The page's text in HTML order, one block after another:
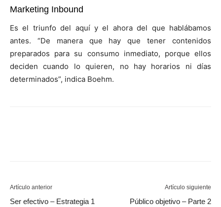
Marketing Inbound
Es el triunfo del aquí y el ahora del que hablábamos
antes. “De manera que hay que tener contenidos
preparados para su consumo inmediato, porque ellos
deciden cuando lo quieren, no hay horarios ni días
determinados”, indica Boehm.
Artículo anterior
Ser efectivo – Estrategia 1
Artículo siguiente
Público objetivo – Parte 2